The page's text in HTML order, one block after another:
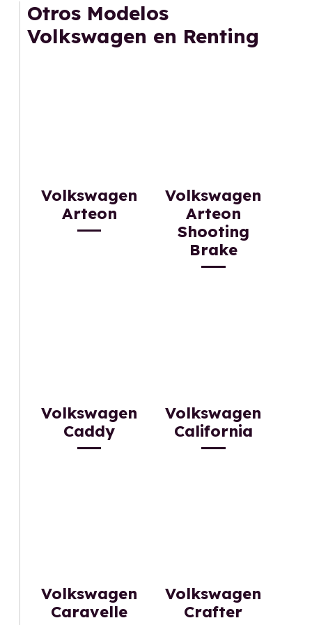
gusta cambiar de coche cada pocos años.
Otros Modelos
Volkswagen en Renting
Volkswagen
Arteon
Volkswagen
Arteon
Shooting
Brake
Volkswagen
Caddy
Volkswagen
California
Volkswagen
Caravelle
Volkswagen
Crafter